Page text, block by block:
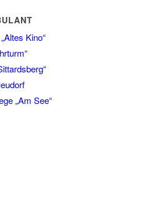
Kino“
„Am See“